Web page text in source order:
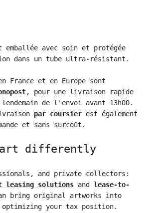
emballée avec soin et protégée
dans un tube ultra-résistant.
France et en Europe sont
, pour une livraison rapide
de l'envoi avant 13h00.
par coursier est également
et sans surcoût.
differently
and private collectors:
leasing solutions and lease-to-
bring original artworks into
optimizing your tax position.